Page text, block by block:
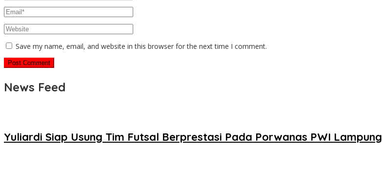
Save my name, email, and website in this browser for the next time I comment.
News Feed
Yuliardi Siap Usung Tim Futsal Berprestasi Pada Porwanas PWI Lampung